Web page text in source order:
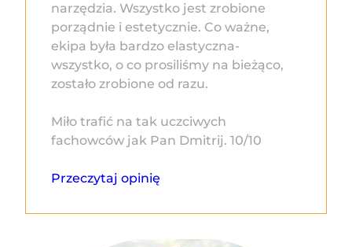
narzędzia. Wszystko jest zrobione
porządnie i estetycznie. Co ważne,
ekipa była bardzo elastyczna-
wszystko, o co prosiliśmy na bieżąco,
zostało zrobione od razu.
Miło trafić na tak uczciwych
fachowców jak Pan Dmitrij. 10/10
Przeczytaj opinię